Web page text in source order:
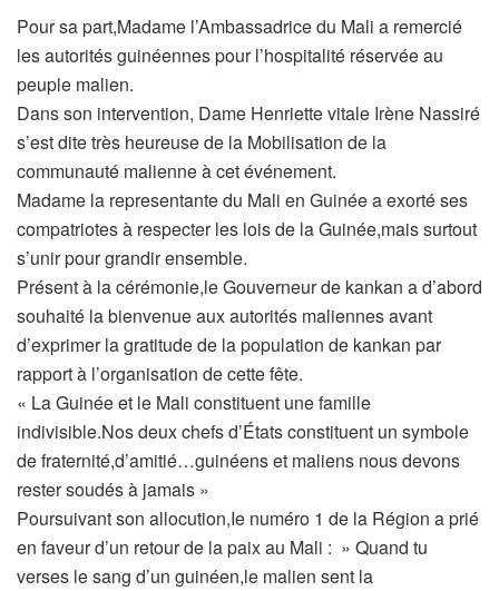
Pour sa part,Madame l’Ambassadrice du Mali a remercié
les autorités guinéennes pour l’hospitalité réservée au
peuple malien.
Dans son intervention, Dame Henriette vitale Irène Nassiré
s’est dite très heureuse de la Mobilisation de la
communauté malienne à cet événement.
Madame la representante du Mali en Guinée a exorté ses
compatriotes à respecter les lois de la Guinée,mais surtout
s’unir pour grandir ensemble.
Présent à la cérémonie,le Gouverneur de kankan a d’abord
souhaité la bienvenue aux autorités maliennes avant
d’exprimer la gratitude de la population de kankan par
rapport à l’organisation de cette fête.
« La Guinée et le Mali constituent une famille
indivisible.Nos deux chefs d’États constituent un symbole
de fraternité,d’amitié…guinéens et maliens nous devons
rester soudés à jamais »
Poursuivant son allocution,Ie numéro 1 de la Région a prié
en faveur d’un retour de la paix au Mali : » Quand tu
verses le sang d’un guinéen,le malien sent la